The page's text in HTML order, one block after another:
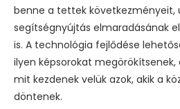
benne a tettek következményeit,
segítségnyújtás elmaradásának
is. A technológia fejlődése
ilyen képsorokat megörökítsenek,
mit kezdenek velük azok, akik a
döntenek.